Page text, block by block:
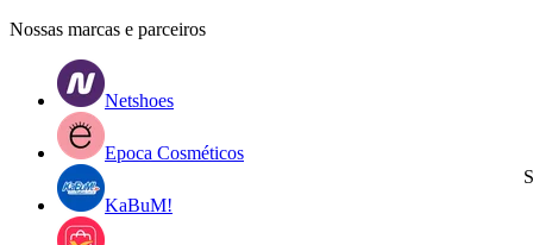
Nossas marcas e parceiros
Netshoes
Epoca Cosméticos
KaBuM!